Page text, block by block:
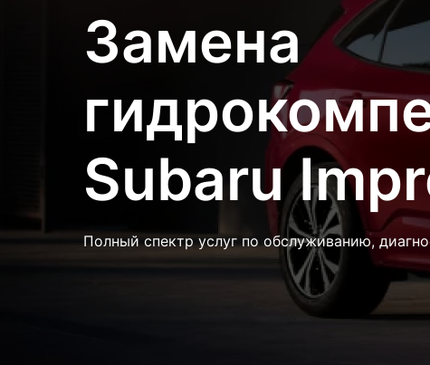
Замена
Subaru
Полный спектр услуг по обслуживанию,